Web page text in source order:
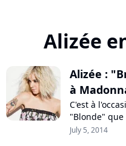
Alizée
Alizée :
à
C'est à
"Blonde" que
L'occasion
July 5, 2014